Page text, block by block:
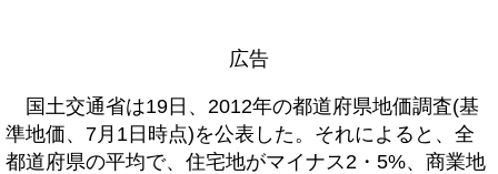
広告
国土交通省は19日、2012年の都道府県地価調査(基
準地価、7月1日時点)を公表した。それによると、全
都道府県の平均で、住宅地がマイナス2・5%、商業地